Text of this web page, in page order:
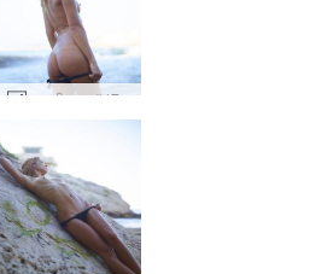
एम्बर बीच बम #47